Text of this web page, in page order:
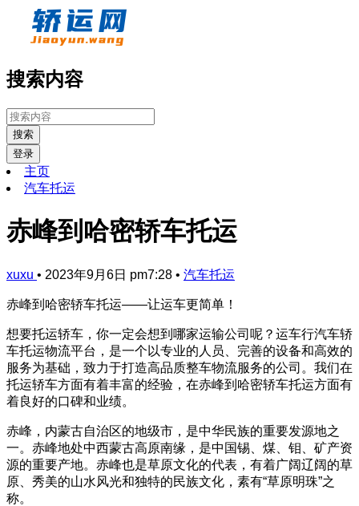
搜索内容
搜索
登录
主页
汽车托运
赤峰到哈密轿车托运
xuxu • 2023年9月6日 pm7:28 • 汽车托运
赤峰到哈密轿车托运——让运车更简单！
想要托运轿车，你一定会想到哪家运输公司呢？运车行汽车轿
车托运物流平台，是一个以专业的人员、完善的设备和高效的
服务为基础，致力于打造高品质整车物流服务的公司。我们在
托运轿车方面有着丰富的经验，在赤峰到哈密轿车托运方面有
着良好的口碑和业绩。
赤峰，内蒙古自治区的地级市，是中华民族的重要发源地之
一。赤峰地处中西蒙古高原南缘，是中国锡、煤、钼、矿产资
源的重要产地。赤峰也是草原文化的代表，有着广阔辽阔的草
原、秀美的山水风光和独特的民族文化，素有“草原明珠”之
称。